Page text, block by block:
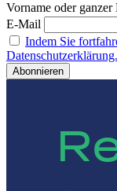
Vorname oder ganzer
E-Mail
Indem Sie
Datenschutzerklärung.